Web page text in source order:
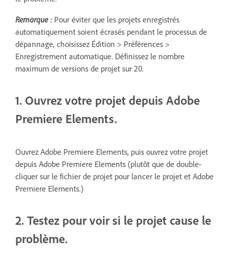
Remarque : Pour éviter que les projets enregistrés
automatiquement soient écrasés pendant le processus de
dépannage, choisissez Édition > Préférences >
Enregistrement automatique. Définissez le nombre
maximum de versions de projet sur 20.
1. Ouvrez votre projet depuis Adobe
Premiere Elements.
Ouvrez Adobe Premiere Elements, puis ouvrez votre projet
depuis Adobe Premiere Elements (plutôt que de double-
cliquer sur le fichier de projet pour lancer le projet et Adobe
Premiere Elements.)
2. Testez pour voir si le projet cause le
problème.